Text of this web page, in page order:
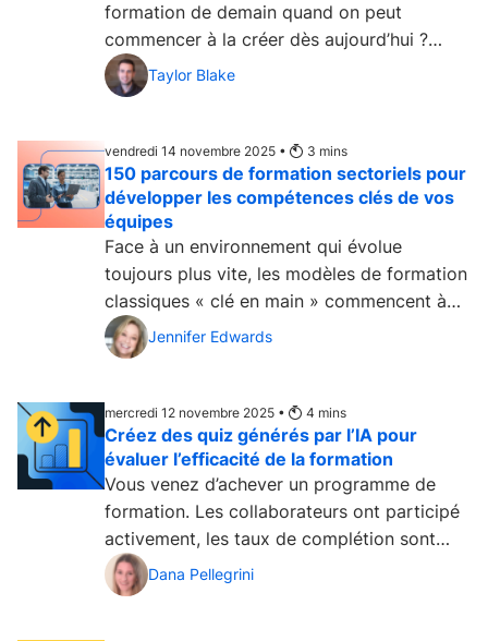
formation de demain quand on peut
commencer à la créer dès aujourd’hui ?
C’est précisément le...
Taylor Blake
vendredi 14 novembre 2025 • 3 mins
150 parcours de formation sectoriels pour
développer les compétences clés de vos
équipes
Face à un environnement qui évolue
toujours plus vite, les modèles de formation
classiques « clé en main » commencent à
atteindre...Jennifer Edwards
mercredi 12 novembre 2025 • 4 mins
Créez des quiz générés par l’IA pour
évaluer l’efficacité de la formation
Vous venez d’achever un programme de
formation. Les collaborateurs ont participé
activement, les taux de complétion sont
excellents et les...
Dana Pellegrini